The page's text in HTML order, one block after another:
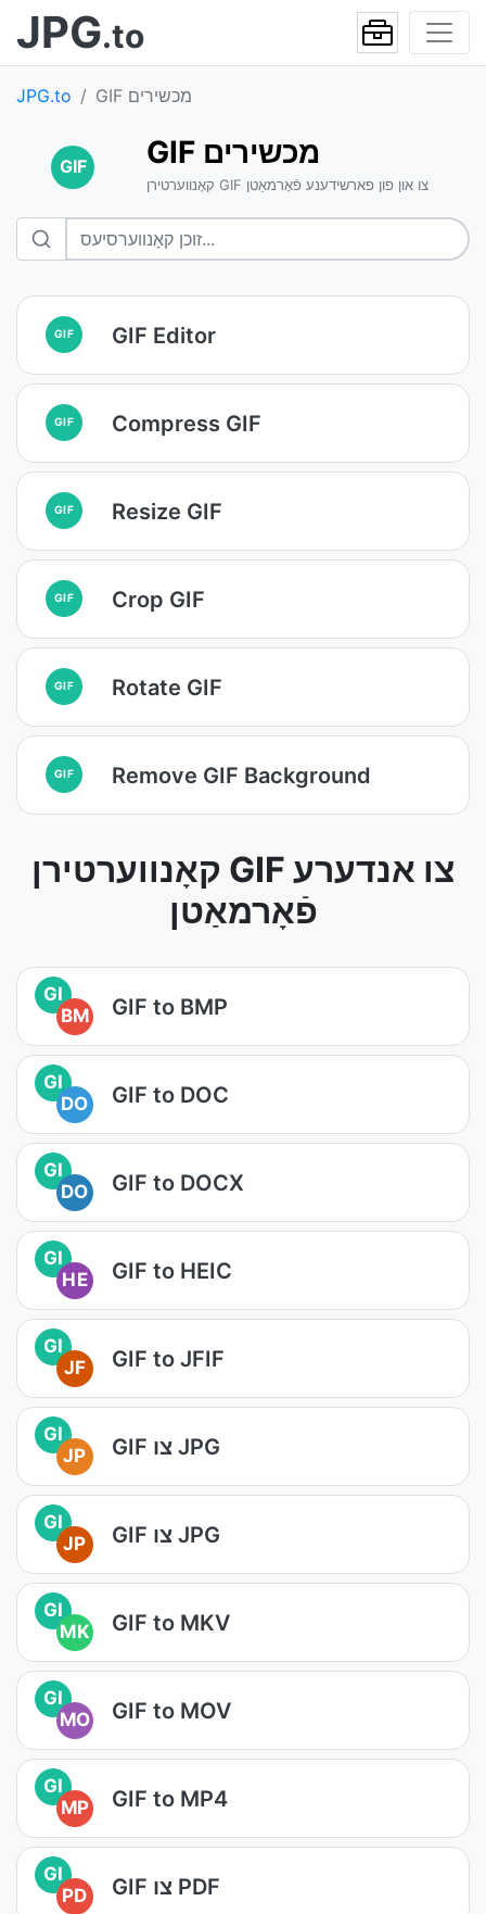
JPG.to
JPG.to GIF מכשירים
GIF GIF מכשירים
קאָנווערטירן GIF צו און פון פארשידענע פֿאָרמאַטן
GIF GIF Editor
GIF Compress GIF
GIF Resize GIF
GIF Crop GIF
GIF Rotate GIF
GIF Remove GIF Background
קאָנווערטירן GIF צו אנדערע
פֿאָרמאַטן
GI
BM
GIF to BMP
GI
DO
GIF to DOC
GI
DO
GIF to DOCX
GI
HE
GIF to HEIC
GI
JF
GIF to JFIF
GI
JP
GIF צו JPG
GI
JP
GIF צו JPG
GI
MK
GIF to MKV
GI
MO
GIF to MOV
GI
MP
GIF to MP4
GI
PD
GIF צו PDF